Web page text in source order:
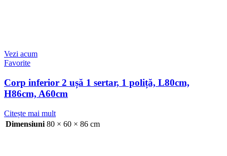
Vezi acum
Favorite
Corp inferior 2 ușă 1 sertar, 1 poliță, L80cm,
H86cm, A60cm
Citește mai mult
Dimensiuni 80 × 60 × 86 cm